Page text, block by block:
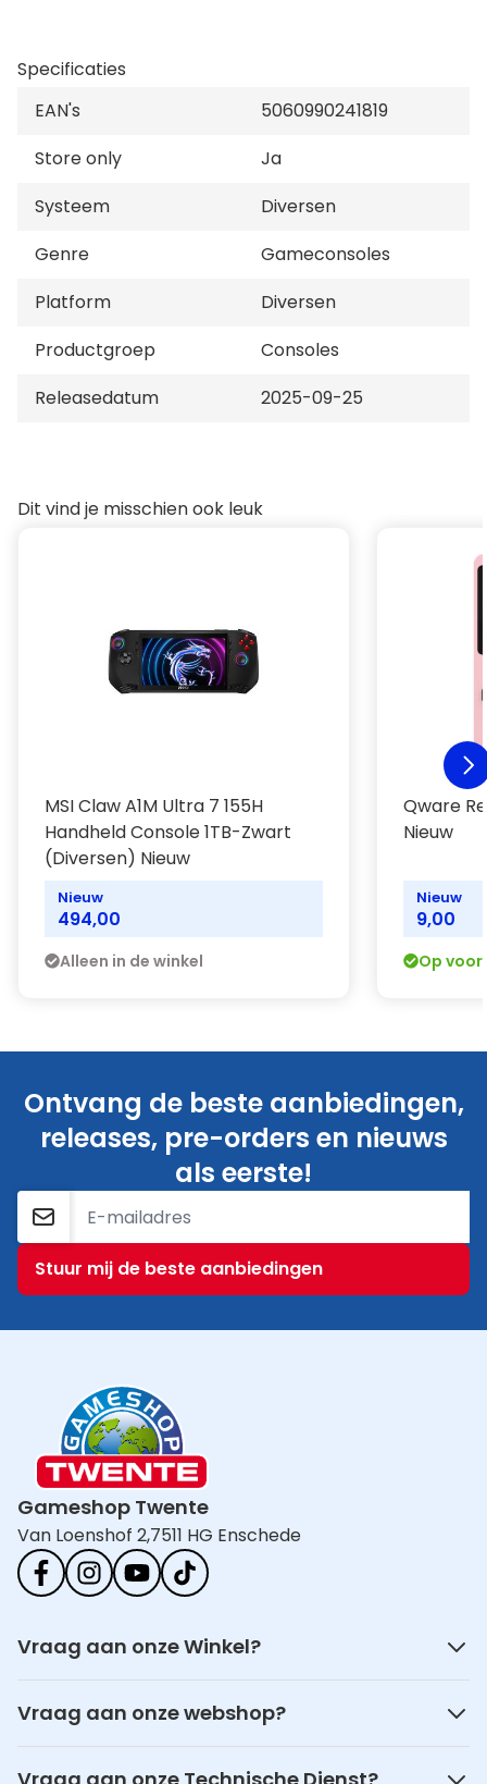
Specificaties
EAN's
5060990241819
Store only
Ja
Systeem
Diversen
Genre
Gameconsoles
Platform
Diversen
Productgroep
Consoles
Releasedatum
2025-09-25
Dit vind je misschien ook leuk
MSI Claw A1M Ultra 7 155H
Handheld Console 1TB-Zwart
(Diversen) Nieuw
Nieuw
494,00
Alleen in de winkel
Qware
Nieuw
Nieuw
9,00
Op
Ontvang de beste aanbiedingen,
releases, pre-orders en nieuws
als eerste!
E-mailadres
Stuur mij de beste aanbiedingen
Gameshop Twente
Van Loenshof 2,7511 HG Enschede
Vraag aan onze Winkel?
Vraag aan onze webshop?